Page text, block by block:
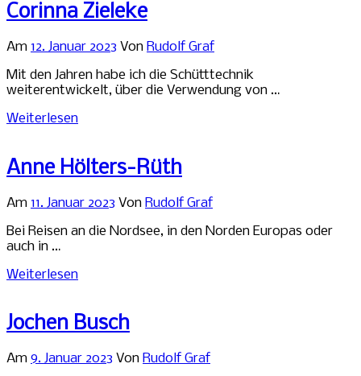
Corinna Zieleke
Am 12. Januar 2023 Von Rudolf Graf
Mit den Jahren habe ich die Schütttechnik
weiterentwickelt, über die Verwendung von …
Weiterlesen
Anne Hölters-Rüth
Am 11. Januar 2023 Von Rudolf Graf
Bei Reisen an die Nordsee, in den Norden Europas oder
auch in …
Weiterlesen
Jochen Busch
Am 9. Januar 2023 Von Rudolf Graf